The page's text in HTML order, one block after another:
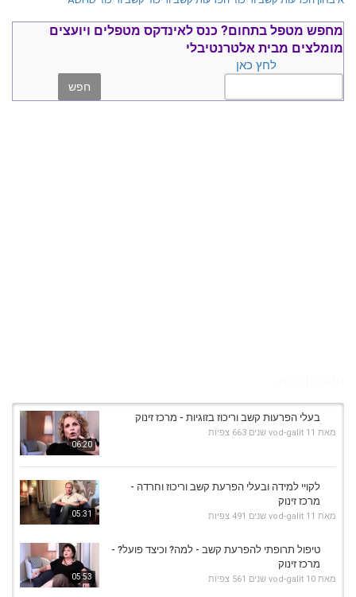
מחפש מטפל בתחום? כנס לאינדקס מטפלים ויועצים
מומלצים מבית אלטרנטיבלי
לחץ כאן
06:20
בעלי הפרעות קשב וריכוז בזוגיות - מרכז זינוק
מאת vod-galit 11 שנים 663 צפיות
05:31
לקויי למידה ובעלי הפרעת קשב וריכוז וחרדה -
מרכז זינוק
מאת vod-galit 11 שנים 491 צפיות
05:53
טיפול תרופתי להפרעת קשב - למה? וכיצד פועל? -
מרכז זינוק
מאת vod-galit 10 שנים 561 צפיות